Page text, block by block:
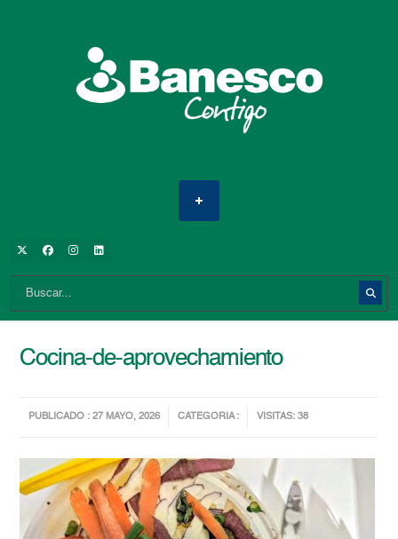
Cocina-de-aprovechamiento
PUBLICADO : 27 MAYO, 2026 CATEGORIA : VISITAS: 38